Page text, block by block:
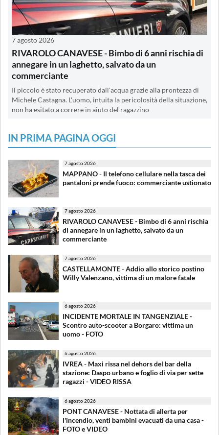
7 agosto 2026
RIVAROLO CANAVESE - Bimbo di 6 anni rischia di
annegare in un laghetto, salvato da un
commerciante
Il piccolo è stato recuperato dall'acqua grazie alla prontezza di
Michele Castagna. L'uomo, intuita la pericolosità della situazione,
non ha esitato a correre in aiuto del ragazzino
IN PRIMA PAGINA OGGI
7 agosto 2026
MAPPANO - Il telefono cellulare nella tasca dei
pantaloni prende fuoco: commerciante ustionato
7 agosto 2026
RIVAROLO CANAVESE - Bimbo di 6 anni rischia
di annegare in un laghetto, salvato da un
commerciante
7 agosto 2026
CASTELLAMONTE - Addio allo storico postino
Willy Valenzano, vittima di un malore fatale
6 agosto 2026
INCIDENTE MORTALE IN TANGENZIALE -
Scontro auto-scooter a Borgaro: vittima un
uomo - FOTO
6 agosto 2026
IVREA - Maxi rissa nel dehors del bar della
stazione: Daspo urbano e foglio di via per sette
ragazzi - VIDEO RISSA
6 agosto 2026
PONT CANAVESE - Nottata di allerta per
l'incendio, venti bambini evacuati da una casa -
FOTO e VIDEO